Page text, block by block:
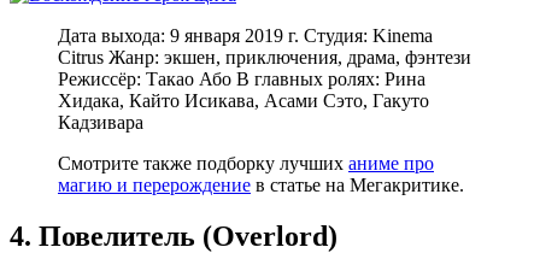
Дата выхода: 9 января 2019 г. Студия: Kinema
Citrus Жанр: экшен, приключения, драма, фэнтези
Режиссёр: Такао Або В главных ролях: Рина
Хидака, Кайто Исикава, Асами Сэто, Гакуто
Кадзивара
Смотрите также подборку лучших аниме про
магию и перерождение в статье на Мегакритике.
4. Повелитель (Overlord)